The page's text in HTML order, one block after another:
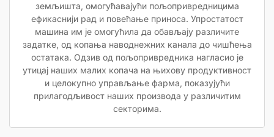
земљишта, омогућавајући пољопривредницима
ефикаснији рад и повећање приноса. Упростатост
машина им је омогућила да обављају различите
задатке, од копања наводнежних канала до чишћења
остатака. Одзив од пољопривредника нагласио је
утицај наших малих копача на њихову продуктивност
и целокупно управљање фарма, показујући
прилагодљивост наших производа у различитим
секторима.